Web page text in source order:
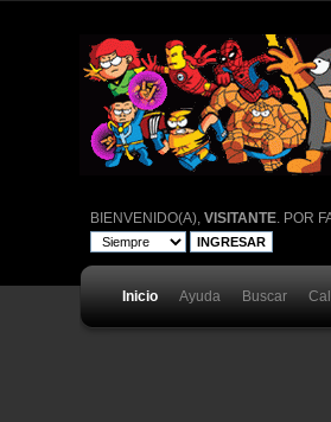
BIENVENIDO(A), VISITANTE. POR
Inicio Ayuda Buscar